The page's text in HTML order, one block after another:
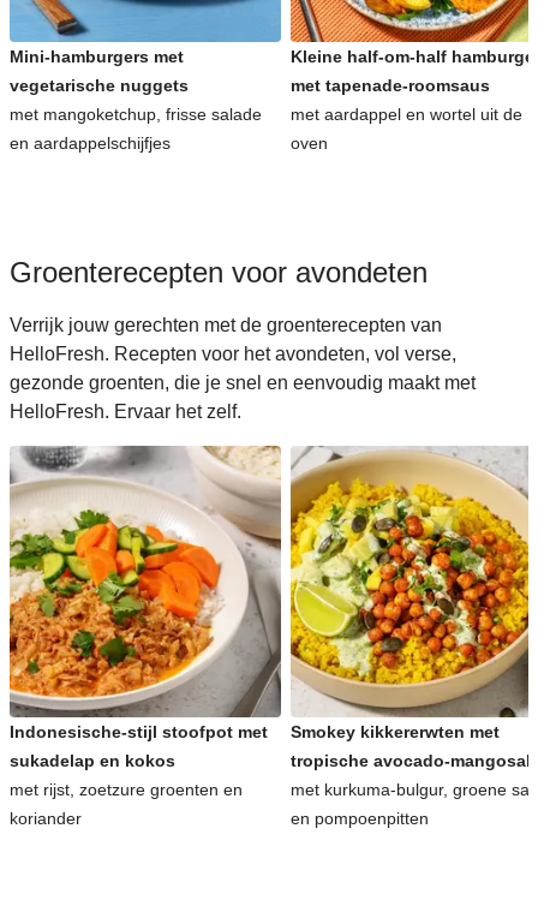
Mini-hamburgers met
vegetarische nuggets
met mangoketchup, frisse salade
en aardappelschijfjes
Kleine half-om-half
met tapenade-roomsaus
met aardappel en wortel uit de
oven
Groenterecepten voor avondeten
Verrijk jouw gerechten met de groenterecepten van
HelloFresh. Recepten voor het avondeten, vol verse,
gezonde groenten, die je snel en eenvoudig maakt met
HelloFresh. Ervaar het zelf.
Indonesische-stijl stoofpot met
sukadelap en kokos
met rijst, zoetzure groenten en
koriander
Smokey kikkererwten met
tropische avocado-
met kurkuma-bulgur, groene
en pompoenpitten